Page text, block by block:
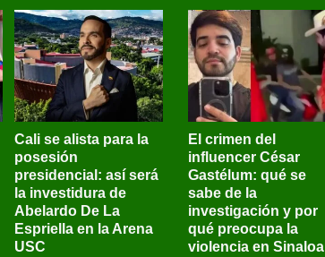
Cali se alista para la
posesión
presidencial: así será
la investidura de
Abelardo De La
Espriella en la Arena
USC
El crimen del
influencer César
Gastélum: qué se
sabe de la
investigación y por
qué preocupa la
violencia en Sinaloa